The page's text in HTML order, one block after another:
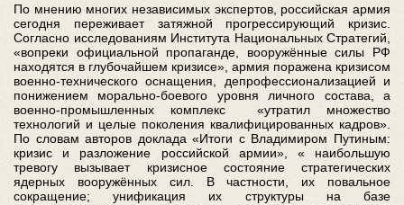
По мнению многих независимых экспертов, российская армия
сегодня переживает затяжной прогрессирующий кризис.
Согласно исследованиям Института Национальных Стратегий,
«вопреки официальной пропаганде, вооружённые силы РФ
находятся в глубочайшем кризисе», армия поражена кризисом
военно-технического оснащения, депрофессионализацией и
понижением морально-боевого уровня личного состава, а
военно-промышленных комплекс «утратил множество
технологий и целые поколения квалифицированных кадров».
По словам авторов доклада «Итоги с Владимиром Путиным:
кризис и разложение российской армии», « наибольшую
тревогу вызывает кризисное состояние стратегических
ядерных вооружённых сил. В частности, их повальное
сокращение; унификация их структуры на базе